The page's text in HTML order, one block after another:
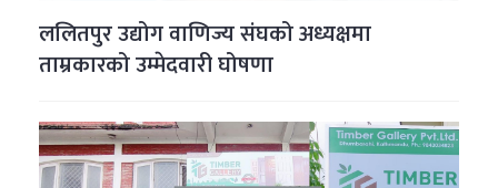
ललितपुर उद्योग वाणिज्य संघको अध्यक्षमा
ताम्रकारको उम्मेदवारी घोषणा